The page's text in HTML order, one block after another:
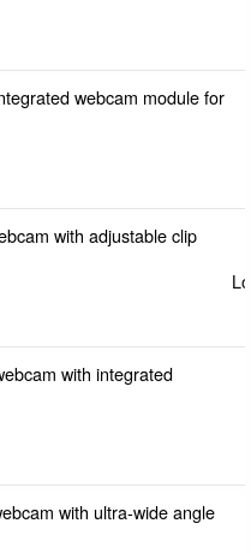
webcam module for
with adjustable clip
with integrated
with ultra-wide angle